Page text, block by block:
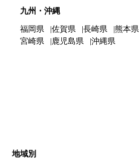
九州・沖縄
福岡県 佐賀県 長崎県 熊本県
宮崎県
鹿児島県 沖縄県
地域別